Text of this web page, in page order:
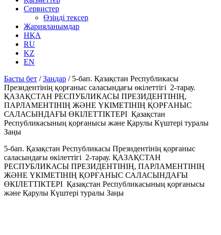
Сервистер
Өзіңді тексер
Жарияланымдар
НҚА
RU
KZ
EN
Басты бет /Заңдар / 5-бап. Қазақстан Республикасы
Президентінің қорғаныс саласындағы өкілеттігі 2-тарау.
ҚАЗАҚСТАН РЕСПУБЛИКАСЫ ПРЕЗИДЕНТIНIҢ,
ПАРЛАМЕНТIНIҢ ЖӘНЕ ҮКIМЕТIНIҢ ҚОРҒАНЫС
САЛАСЫНДАҒЫ ӨКIЛЕТТIКТЕРI Қазақстан
Республикасының қорғанысы және Қарулы Күштері туралы
Заңы
5-бап. Қазақстан Республикасы Президентінің қорғаныс
саласындағы өкілеттігі 2-тарау. ҚАЗАҚСТАН
РЕСПУБЛИКАСЫ ПРЕЗИДЕНТIНIҢ, ПАРЛАМЕНТIНIҢ
ЖӘНЕ ҮКIМЕТIНIҢ ҚОРҒАНЫС САЛАСЫНДАҒЫ
ӨКIЛЕТТIКТЕРI Қазақстан Республикасының қорғанысы
және Қарулы Күштері туралы Заңы